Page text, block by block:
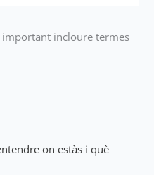
important incloure termes
on estàs i què